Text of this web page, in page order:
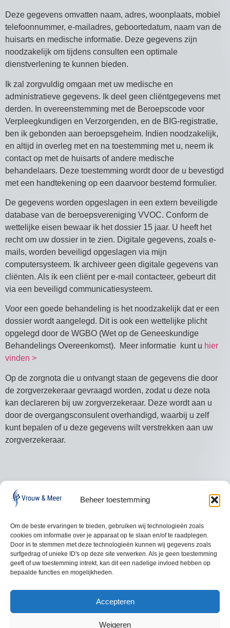
Beheer toestemming
Om de beste ervaringen te bieden, gebruiken wij technologieën zoals
cookies om informatie over je apparaat op te slaan en/of te raadplegen.
Door in te stemmen met deze technologieën kunnen wij gegevens zoals
surfgedrag of unieke ID's op deze site verwerken. Als je geen toestemming
geeft of uw toestemming intrekt, kan dit een nadelige invloed hebben op
bepaalde functies en mogelijkheden.
Accepteren
Weigeren
Deze gegevens omvatten naam, adres, woonplaats, mobiel
telefoonnummer, e-mailadres, geboortedatum, naam van de
huisarts en medische informatie. Deze gegevens zijn
noodzakelijk om tijdens consulten een optimale
dienstverlening te kunnen bieden.
Ik zal zorgvuldig omgaan met uw medische en
administratieve gegevens. Ik deel geen cliëntgegevens met
derden. In overeenstemming met de Beroepscode voor
Verpleegkundigen en Verzorgenden, en de BIG-registratie,
ben ik gebonden aan beroepsgeheim. Indien noodzakelijk,
en altijd in overleg met en na toestemming met u, neem ik
contact op met de huisarts of andere medische
behandelaars. Deze toestemming wordt door de u bevestigd
met een handtekening op een daarvoor bestemd formulier.
De gegevens worden opgeslagen in een extern beveiligde
database van de beroepsvereniging VVOC. Conform de
wettelijke eisen bewaar ik het dossier 15 jaar. U heeft het
recht om uw dossier in te zien. Digitale gegevens, zoals e-
mails, worden beveiligd opgeslagen via mijn
computersysteem. Ik archiveer geen digitale gegevens van
cliënten. Als ik een cliënt per e-mail contacteer, gebeurt dit
via een beveiligd communicatiesysteem.
Voor een goede behandeling is het noodzakelijk dat er een
dossier wordt aangelegd. Dit is ook een wettelijke plicht
opgelegd door de WGBO (Wet op de Geneeskundige
Behandelings Overeenkomst). Meer informatie kunt u hier
vinden >
Op de zorgnota die u ontvangt staan de gegevens die door
de zorgverzekeraar gevraagd worden, zodat u deze nota
kan declareren bij uw zorgverzekeraar. Deze wordt aan u
door de overgangsconsulent overhandigd, waarbij u zelf
kunt bepalen of u deze gegevens wilt verstrekken aan uw
zorgverzekeraar.
Praktijkgegevens Privacy Policy
Algemene Voorwaarden Cookiebeleid (EU)
Portretfotografie: Lionne Hietberg